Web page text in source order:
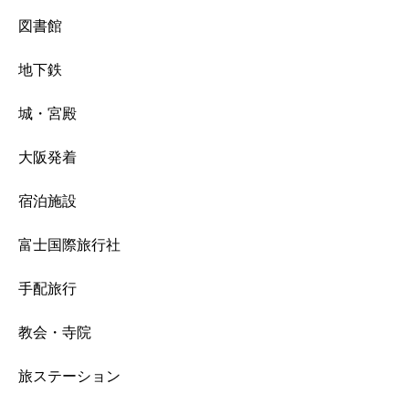
図書館
地下鉄
城・宮殿
大阪発着
宿泊施設
富士国際旅行社
手配旅行
教会・寺院
旅ステーション